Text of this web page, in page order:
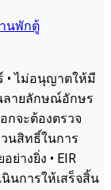
นพักตู้
• ไม่อนุญาตให้มี
ลายลักษณ์อักษร
กจะต้องตรวจ
นสิทธิ์ในการ
างยิ่ง • EIR
นินการให้เสร็จสิ้น